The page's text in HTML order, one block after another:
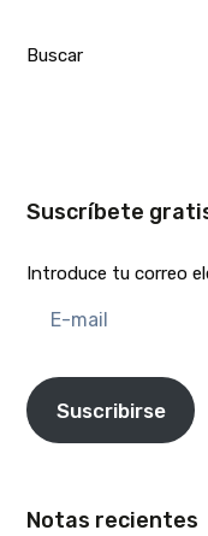
Buscar
Suscríbete
Introduce tu correo
mail
Suscribirse
Notas recientes